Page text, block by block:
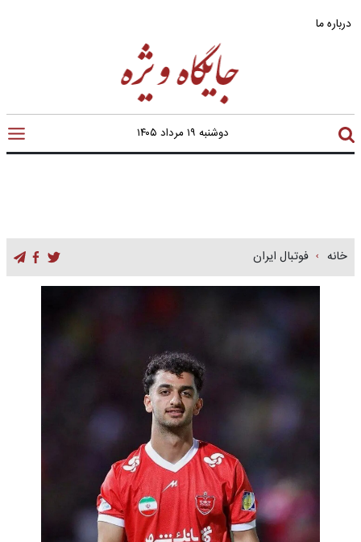
درباره ما
دوشنبه ۱۹ مرداد ۱۴۰۵
خانه فوتبال ایران